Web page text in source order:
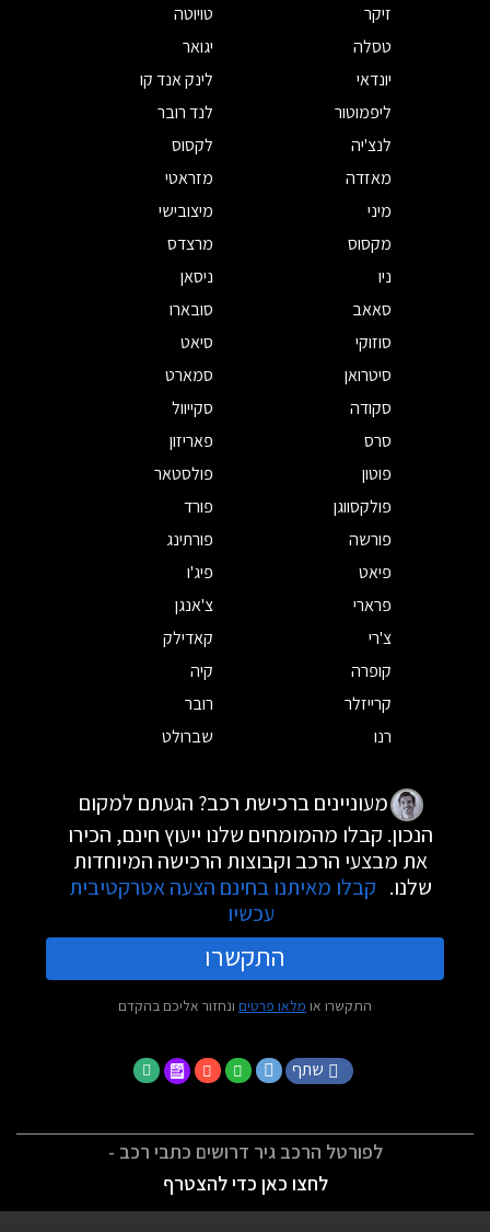
זיקר
טויוטה
טסלה
יגואר
יונדאי
לינק אנד קו
ליפמוטור
לנד רובר
לנצ'יה
לקסוס
מאזדה
מזראטי
מיני
מיצובישי
מקסוס
מרצדס
ניו
ניסאן
סאאב
סובארו
סוזוקי
סיאט
סיטרואן
סמארט
סקודה
סקייוול
סרס
פאריזון
פוטון
פולסטאר
פולקסווגן
פורד
פורשה
פורתינג
פיאט
פיג'ו
פרארי
צ'אנגן
צ'רי
קאדילק
קופרה
קיה
קרייזלר
רובר
רנו
שברולט
מעוניינים ברכישת רכב? הגעתם למקום
הנכון. קבלו מהמומחים שלנו ייעוץ חינם, הכירו
את מבצעי הרכב וקבוצות הרכישה המיוחדות
שלנו. קבלו מאיתנו בחינם הצעה אטרקטיבית
עכשיו
התקשרו
התקשרו או מלאו פרטים ונחזור אליכם בהקדם
שתף
לפורטל הרכב גיר דרושים כתבי רכב -
לחצו כאן כדי להצטרף